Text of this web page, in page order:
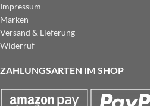
Impressum
Marken
Versand & Lieferung
Widerruf
ZAHLUNGSARTEN IM SHOP